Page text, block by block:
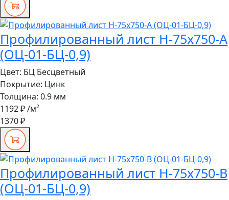
Профилированный лист Н-75x750-A
(ОЦ-01-БЦ-0,9)
Цвет: БЦ Бесцветный
Покрытие: Цинк
Толщина: 0.9 мм
1192 ₽/м²
1370 ₽
Профилированный лист Н-75x750-B
(ОЦ-01-БЦ-0,9)